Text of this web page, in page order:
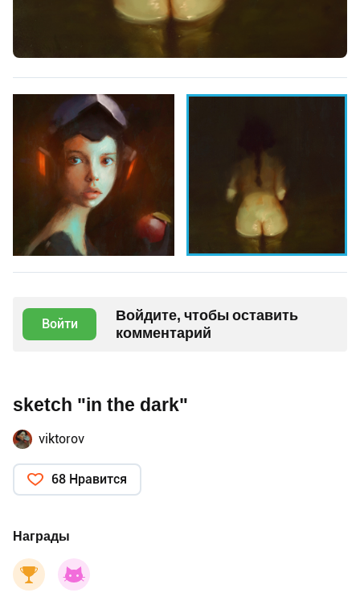
Войти
Войдите, чтобы оставить
комментарий
sketch "in the dark"
viktorov
68 Нравится
Награды